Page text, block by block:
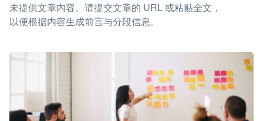
未提供文章内容。请提交文章的 URL 或粘贴全文，
以便根据内容生成前言与分段信息。